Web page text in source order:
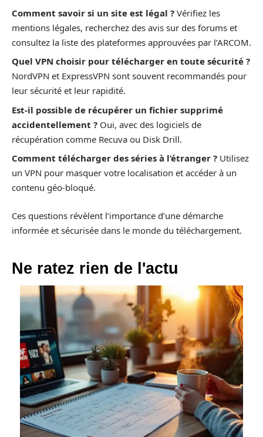
Comment savoir si un site est légal ? Vérifiez les
mentions légales, recherchez des avis sur des forums et
consultez la liste des plateformes approuvées par l’ARCOM.
Quel VPN choisir pour télécharger en toute sécurité ?
NordVPN et ExpressVPN sont souvent recommandés pour
leur sécurité et leur rapidité.
Est-il possible de récupérer un fichier supprimé
accidentellement ? Oui, avec des logiciels de
récupération comme Recuva ou Disk Drill.
Comment télécharger des séries à l’étranger ? Utilisez
un VPN pour masquer votre localisation et accéder à un
contenu géo-bloqué.
Ces questions révèlent l’importance d’une démarche
informée et sécurisée dans le monde du téléchargement.
Ne ratez rien de l'actu